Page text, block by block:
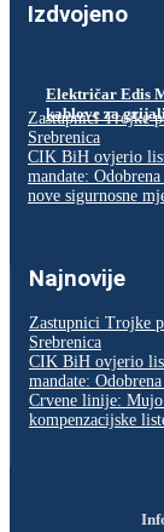
Izdvojeno
Električar Edis
kablove za
Zastupnici Trojke
Srebrenica
CIK BiH ovjerio
mandate:
nove sigurnosne
Najnovije
Zastupnici Trojke
Srebrenica
CIK BiH ovjerio
mandate:
Crvene linije:
kompenzacijske